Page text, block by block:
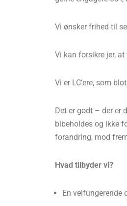
Vi ønsker frihed til
Vi kan forsikre jer,
Vi er LC’ere, som
Det er godt – der er
bibeholdes og ikke
forandring, mod
Hvad tilbyder vi?
En velfungerende